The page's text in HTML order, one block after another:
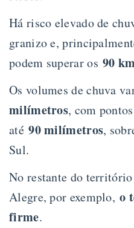
Há risco elevado de
granizo e,
podem superar os 90
Os volumes de chuva
milímetros, com
até90 milímetros,
Sul.
No restante do
Alegre, por exemplo,o
firme.